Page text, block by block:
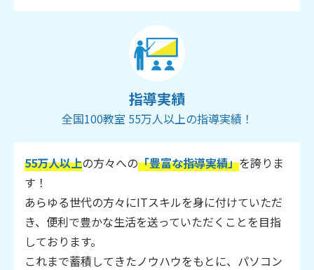
指導実績
全国100教室 55万人以上の指導実績！
55万人以上の方々への「豊富な指導実績」を誇りま
す！
あらゆる世代の方々にITスキルを身に付けていただ
き、便利で豊かな生活を送っていただくことを目指
しております。
これまで蓄積してきたノウハウをもとに、パソコン